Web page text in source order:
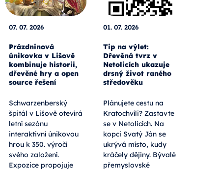
07. 07. 2026
Prázdninová
únikovka v Lišově
kombinuje historii,
dřevěné hry a open
source řešení
Schwarzenberský
špitál v Lišově otevírá
letní sezónu
interaktivní únikovou
hrou k 350. výročí
svého založení.
Expozice propojuje
01. 07. 2026
Tip na výlet:
Dřevěná tvrz v
Netolicích ukazuje
drsný život raného
středověku
Plánujete cestu na
Kratochvíli? Zastavte
se v Netolicích. Na
kopci Svatý Ján se
ukrývá místo, kudy
kráčely dějiny. Bývalé
přemyslovské